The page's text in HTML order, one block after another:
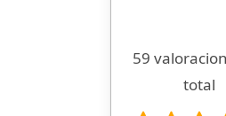
59
total